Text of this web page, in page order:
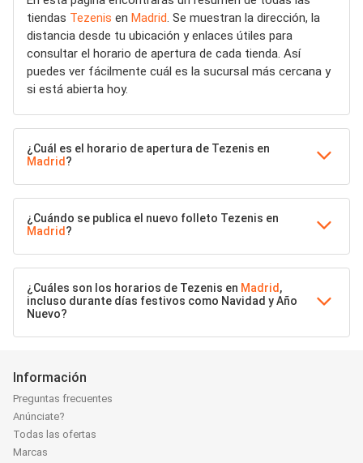
tiendas Tezenis en Madrid. Se muestran la dirección, la
distancia desde tu ubicación y enlaces útiles para
consultar el horario de apertura de cada tienda. Así
puedes ver fácilmente cuál es la sucursal más cercana y
si está abierta hoy.
¿Cuál es el horario de apertura de Tezenis en
Madrid ?
¿Cuándo se publica el nuevo folleto Tezenis en
Madrid ?
¿Cuáles son los horarios de Tezenis en Madrid ,
incluso durante días festivos como Navidad y Año
Nuevo?
Información
Preguntas frecuentes
Anúnciate?
Todas las ofertas
Marcas